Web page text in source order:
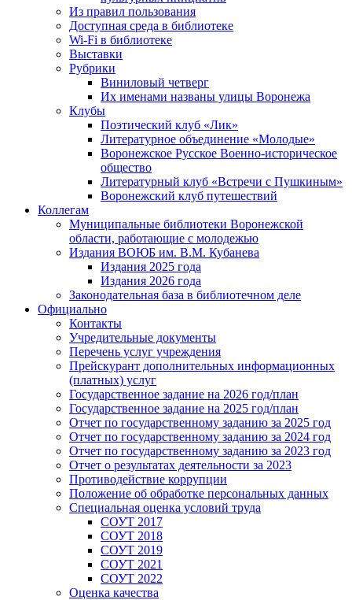
Из правил пользования
Доступная среда в библиотеке
Wi-Fi в библиотеке
Выставки
Рубрики
Виниловый четверг
Их именами названы улицы Воронежа
Клубы
Поэтический клуб «Лик»
Литературное объединение «Молодые»
Воронежское Русское Военно-историческое
общество
Литературный клуб «Встречи с Пушкиным»
Воронежский клуб путешествий
Коллегам
Муниципальные библиотеки Воронежской
области, работающие с молодежью
Издания ВОЮБ им. В.М. Кубанева
Издания 2025 года
Издания 2026 года
Законодательная база в библиотечном деле
Официально
Контакты
Учредительные документы
Перечень услуг учреждения
Прейскурант дополнительных информационных
(платных) услуг
Государственное задание на 2026 год/план
Государственное задание на 2025 год/план
Отчет по государственному заданию за 2025 год
Отчет по государственному заданию за 2024 год
Отчет по государственному заданию за 2023 год
Отчет о результатах деятельности за 2023
Противодействие коррупции
Положение об обработке персональных данных
Специальная оценка условий труда
СОУТ 2017
СОУТ 2018
СОУТ 2019
СОУТ 2021
СОУТ 2022
Оценка качества